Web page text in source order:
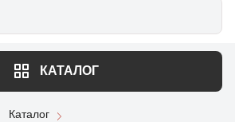
КАТАЛОГ
Каталог